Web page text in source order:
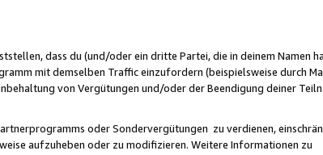
dass du (und/oder ein dritte Partei, die in deinem Namen
mit demselben Traffic einzufordern (beispielsweise durch
von Vergütungen und/oder der Beendigung deiner
oder Sondervergütungen zu verdienen,
aufzuheben oder zu modifizieren. Weitere Informationen zu